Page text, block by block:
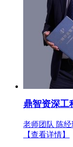
鼎智资深工
老师团队 陈
【查看详情】